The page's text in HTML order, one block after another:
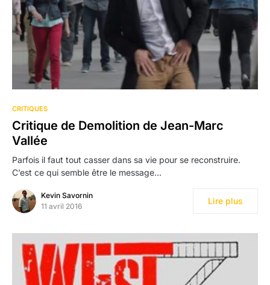
CRITIQUES
Critique de Demolition de Jean-Marc
Vallée
Parfois il faut tout casser dans sa vie pour se reconstruire.
C’est ce qui semble être le message…
Kevin Savornin
11 avril 2016
Lire plus